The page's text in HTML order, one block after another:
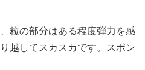
粒の部分はある程度弾力を感
越してスカスカです。スポン